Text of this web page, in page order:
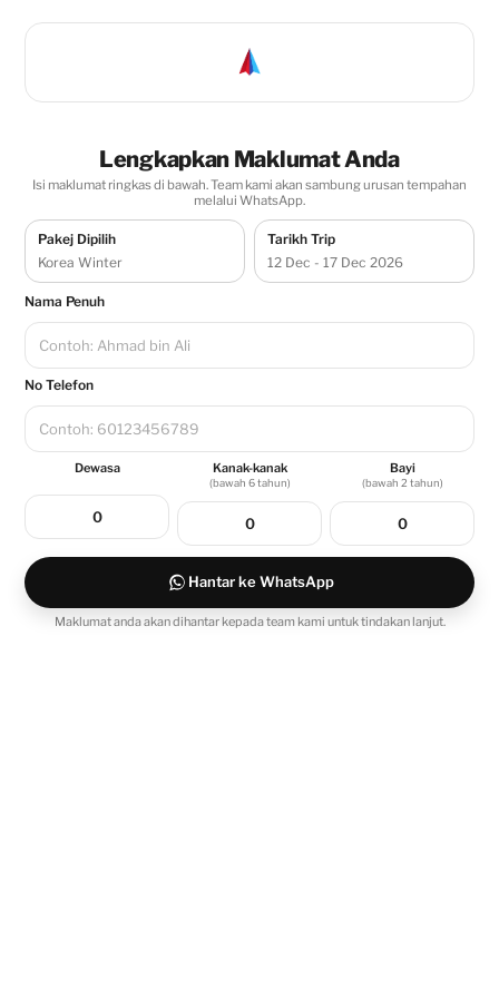
Lengkapkan Maklumat Anda
Isi maklumat ringkas di bawah. Team kami akan sambung urusan tempahan
melalui WhatsApp.
Pakej Dipilih
Korea Winter
Tarikh Trip
12 Dec - 17 Dec 2026
Nama Penuh
No Telefon
Dewasa Kanak-kanak
(bawah 6 tahun)
Bayi
(bawah 2 tahun)
Hantar ke WhatsApp
Maklumat anda akan dihantar kepada team kami untuk tindakan lanjut.